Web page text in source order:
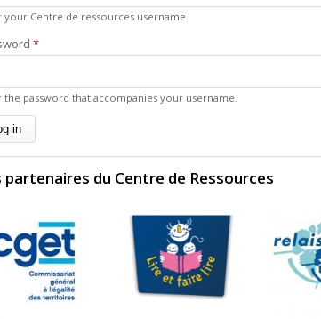
your Centre de ressources username.
*
the password that accompanies your username.
partenaires du Centre de Ressources